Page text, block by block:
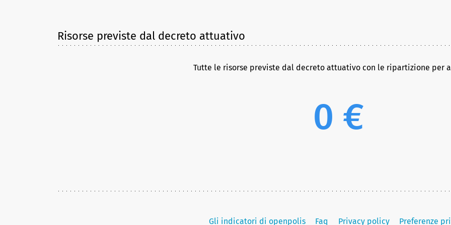
Risorse previste dal decreto attuativo
Tutte le risorse previste dal decreto attuativo con le ripartizione per
0 €
Gli indicatori di openpolis Faq Privacy policy Preferenze